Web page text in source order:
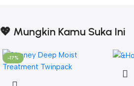
💖 Mungkin Kamu Suka Ini
-17%